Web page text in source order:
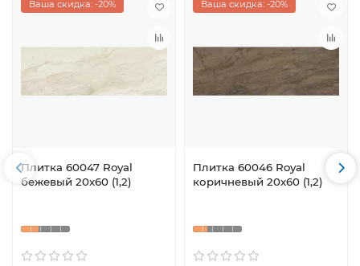
Ваша скидка: -20%
Плитка 60047 Royal
бежевый 20х60 (1,2)
Ваша скидка: -20%
Плитка 60046 Royal
коричневый 20х60 (1,2)